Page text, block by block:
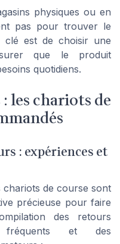
physiques ou en
pas pour trouver le
clé est de choisir une
que le produit
quotidiens.
les chariots de
: expériences et
chariots de course sont
précieuse pour faire
des retours
et des